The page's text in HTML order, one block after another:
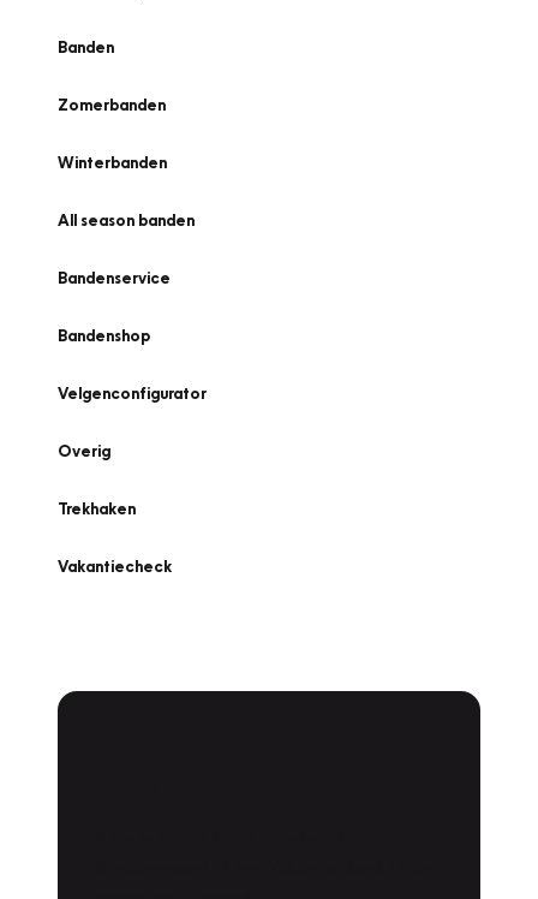
Banden
Zomerbanden
Winterbanden
All season banden
Bandenservice
Bandenshop
Velgenconfigurator
Overig
Trekhaken
Vakantiecheck